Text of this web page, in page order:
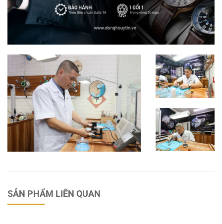
SẢN PHẨM LIÊN QUAN